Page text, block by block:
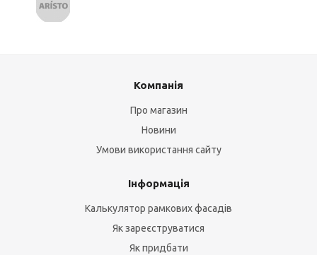
Компанія
Про магазин
Новини
Умови використання сайту
Інформація
Калькулятор рамкових фасадів
Як зареєструватися
Як придбати